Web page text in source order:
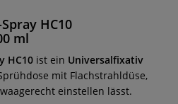
HC10
ml
HC10 ist ein Universalfixativ
mit Flachstrahldüse,
einstellen lässt.